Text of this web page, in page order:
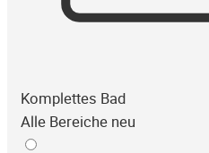
Komplettes Bad
Alle Bereiche neu